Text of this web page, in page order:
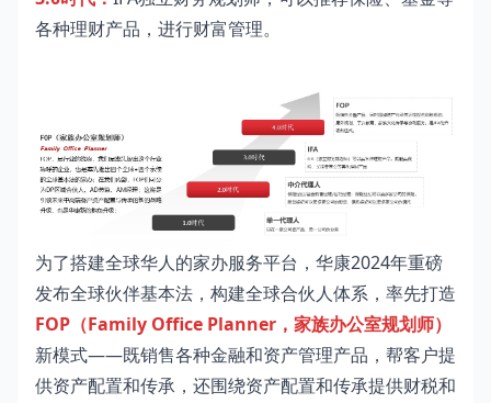
各种理财产品，进行财富管理。
为了搭建全球华人的家办服务平台，华康2024年重磅
发布全球伙伴基本法，构建全球合伙人体系，率先打造
FOP（Family Office Planner，家族办公室规划师）
新模式——既销售各种金融和资产管理产品，帮客户提
供资产配置和传承，还围绕资产配置和传承提供财税和